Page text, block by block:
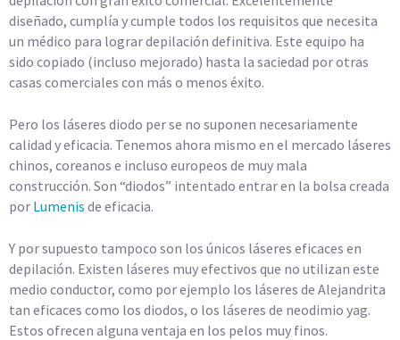
diseñado, cumplía y cumple todos los requisitos que necesita
un médico para lograr depilación definitiva. Este equipo ha
sido copiado (incluso mejorado) hasta la saciedad por otras
casas comerciales con más o menos éxito.
Pero los láseres diodo per se no suponen necesariamente
calidad y eficacia. Tenemos ahora mismo en el mercado láseres
chinos, coreanos e incluso europeos de muy mala
construcción. Son “diodos” intentado entrar en la bolsa creada
por Lumenis de eficacia.
Y por supuesto tampoco son los únicos láseres eficaces en
depilación. Existen láseres muy efectivos que no utilizan este
medio conductor, como por ejemplo los láseres de Alejandrita
tan eficaces como los diodos, o los láseres de neodimio yag.
Estos ofrecen alguna ventaja en los pelos muy finos.